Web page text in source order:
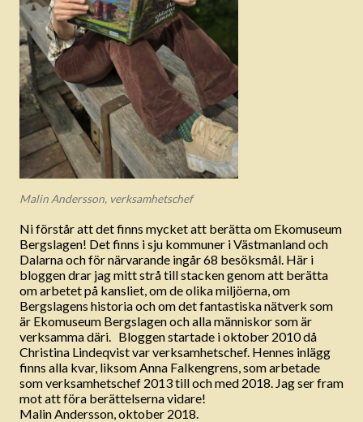
Malin Andersson, verksamhetschef
Ni förstår att det finns mycket att berätta om Ekomuseum
Bergslagen! Det finns i sju kommuner i Västmanland och
Dalarna och för närvarande ingår 68 besöksmål. Här i
bloggen drar jag mitt strå till stacken genom att berätta
om arbetet på kansliet, om de olika miljöerna, om
Bergslagens historia och om det fantastiska nätverk som
är Ekomuseum Bergslagen och alla människor som är
verksamma däri. Bloggen startade i oktober 2010 då
Christina Lindeqvist var verksamhetschef. Hennes inlägg
finns alla kvar, liksom Anna Falkengrens, som arbetade
som verksamhetschef 2013 till och med 2018. Jag ser fram
mot att föra berättelserna vidare!
Malin Andersson, oktober 2018.